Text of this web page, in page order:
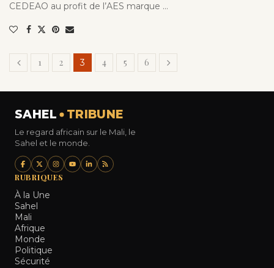
CEDEAO au profit de l’AES marque …
1 2 3 4 5 6
SAHEL TRIBUNE
Le regard africain sur le Mali, le
Sahel et le monde.
RUBRIQUES
À la Une
Sahel
Mali
Afrique
Monde
Politique
Sécurité